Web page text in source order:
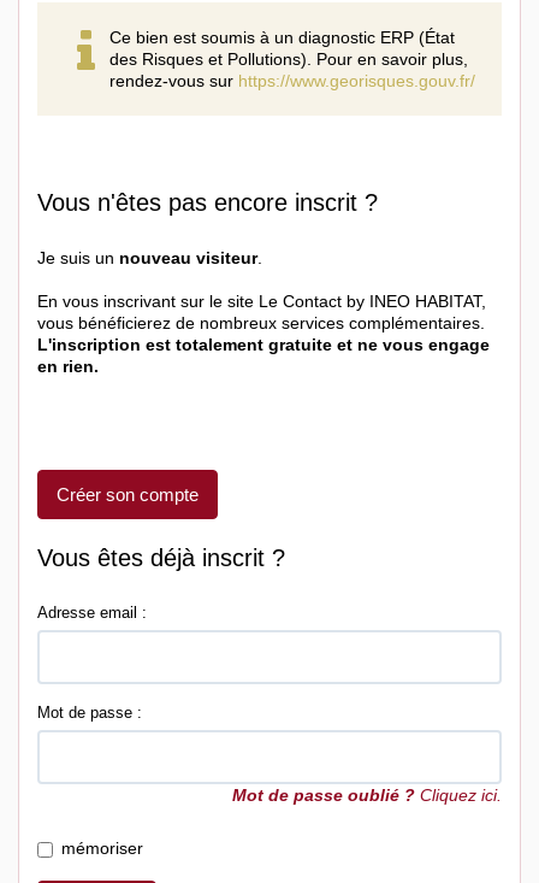
Ce bien est soumis à un diagnostic ERP (État
des Risques et Pollutions). Pour en savoir plus,
rendez-vous sur https://www.georisques.gouv.fr/
Vous n'êtes pas encore inscrit ?
Je suis un nouveau visiteur.
En vous inscrivant sur le site Le Contact by INEO HABITAT,
vous bénéficierez de nombreux services complémentaires.
L'inscription est totalement gratuite et ne vous engage
en rien.
Créer son compte
Vous êtes déjà inscrit ?
Adresse email :
Mot de passe :
Mot de passe oublié ? Cliquez ici.
mémoriser